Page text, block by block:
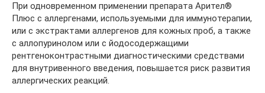
При одновременном применении препарата Арител®
Плюс с аллергенами, используемыми для иммунотерапии,
или с экстрактами аллергенов для кожных проб, а также
с аллопуринолом или с йодосодержащими
рентгеноконтрастными диагностическими средствами
для внутривенного введения, повышается риск развития
аллергических реакций.